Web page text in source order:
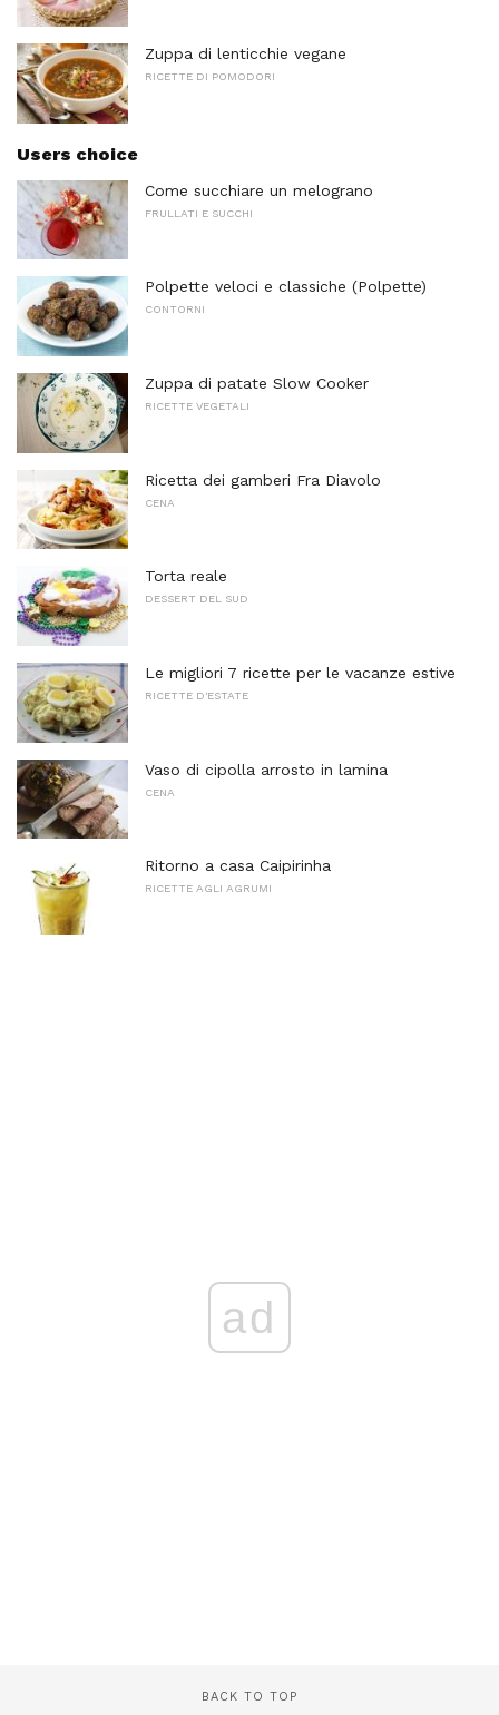
Zuppa di lenticchie vegane
RICETTE DI POMODORI
Users choice
Come succhiare un melograno
FRULLATI E SUCCHI
Polpette veloci e classiche (Polpette)
CONTORNI
Zuppa di patate Slow Cooker
RICETTE VEGETALI
Ricetta dei gamberi Fra Diavolo
CENA
Torta reale
DESSERT DEL SUD
Le migliori 7 ricette per le vacanze estive
RICETTE D'ESTATE
Vaso di cipolla arrosto in lamina
CENA
Ritorno a casa Caipirinha
RICETTE AGLI AGRUMI
ad
BACK TO TOP